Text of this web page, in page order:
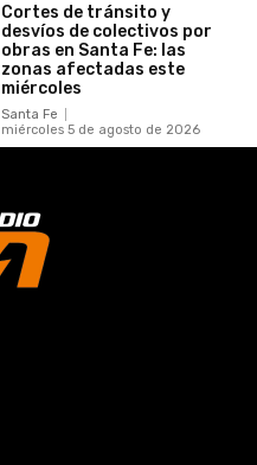
Cortes de tránsito y
desvíos de colectivos por
obras en Santa Fe: las
zonas afectadas este
miércoles
Santa Fe
miércoles 5 de agosto de 2026